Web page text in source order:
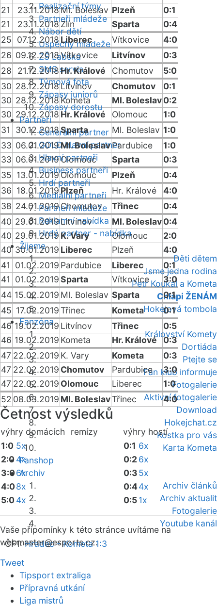
Realizační týmy
Partneři mládeže
Nábor dětí
Úspěchy mládeže
ZŠ Labská
SMS servis
Týmová fota
Zápasy juniorů
Zápasy dorostu
Partneři
Generální partner
GOLD hlavní partner
Hlavní partneři
Business partneři
Hrdí partneři
Mediální partneři
Partneři mládeže
Reklamní nabídka
Hrdý partner - nabídka
Žijeme
Děti dětem
Jsme jedna rodina
Petr Koukal a Kometa
Chlapi ŽENÁM
Hokejová tombola
Fanzóna
Království Komety
Dortiáda
Ptejte se
Fan klub informuje
Fotogalerie
Aktivní fotogalerie
Download
Hokejchat.cz
Kostka pro vás
Karta Kometa
Fanshop
Archiv
Archiv článků
Archiv aktualit
Fotogalerie
Youtube kanál
ČF1:Hradec - Kometa 1:3
21
23.11.2018Ml. Boleslav Plzeň
0:1
21
23.11.2018 Zlín Sparta
0:4
25
07.12.2018 Liberec Vítkovice
4:0
26 09.12.2018Vítkovice Litvínov
0:3
28
21.12.2018Hr. Králové Chomutov
5:0
30 28.12.2018Litvínov Chomutov
0:1
30 28.12.2018Kometa Ml. Boleslav0:2
30 29.12.2018 Hr. Králové Olomouc
1:0
31
30.12.2018Sparta Ml. Boleslav 1:0
33 06.01.2019Ml. BoleslavPardubice
1:0
33 06.01.2019Olomouc Sparta
0:3
35 13.01.2019Olomouc Plzeň
0:4
36 18.01.2019Plzeň Hr. Králové
4:0
38 24.01.2019Chomutov Třinec
0:4
40 29.01.2019Litvínov Ml. Boleslav0:4
40 29.01.2019 K. Vary Olomouc
2:0
40 30.01.2019 Liberec Plzeň
4:0
41
01.02.2019 Pardubice Liberec
0:1
41
01.02.2019Sparta Vítkovice
3:0
44 15.02.2019 Ml. Boleslav Sparta
0:1
45 17.02.2019Třinec Kometa
0:1
46 19.02.2019 Litvínov Třinec
0:5
46 19.02.2019 Kometa Hr. Králové
0:3
47 22.02.2019 K. Vary Kometa
0:3
47 22.02.2019 Chomutov Pardubice
3:0
47 22.02.2019 Olomouc Liberec
1:0
52 08.03.2019 Ml. BoleslavTřinec 4:0
Četnost výsledků
výhry domácích remízy výhry hostí
1:0 5x
2:04x
3:06x
4:08x
5:04x
0:1 6x
0:26x
0:35x
0:44x
0:51x
Vaše připomínky k této stránce uvítáme na
webmaster@esports.cz.
Tweet
Tipsport extraliga
Přípravná utkání
Liga mistrů